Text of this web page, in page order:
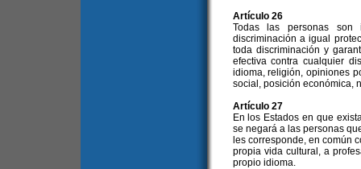
Artículo 26
Todas las personas
discriminación a igual
toda discriminación y
efectiva contra cualquier
idioma, religión, opiniones
social, posición económica,
Artículo 27
En los Estados en que
se negará a las personas
les corresponde, en común
propia vida cultural, a
propio idioma.